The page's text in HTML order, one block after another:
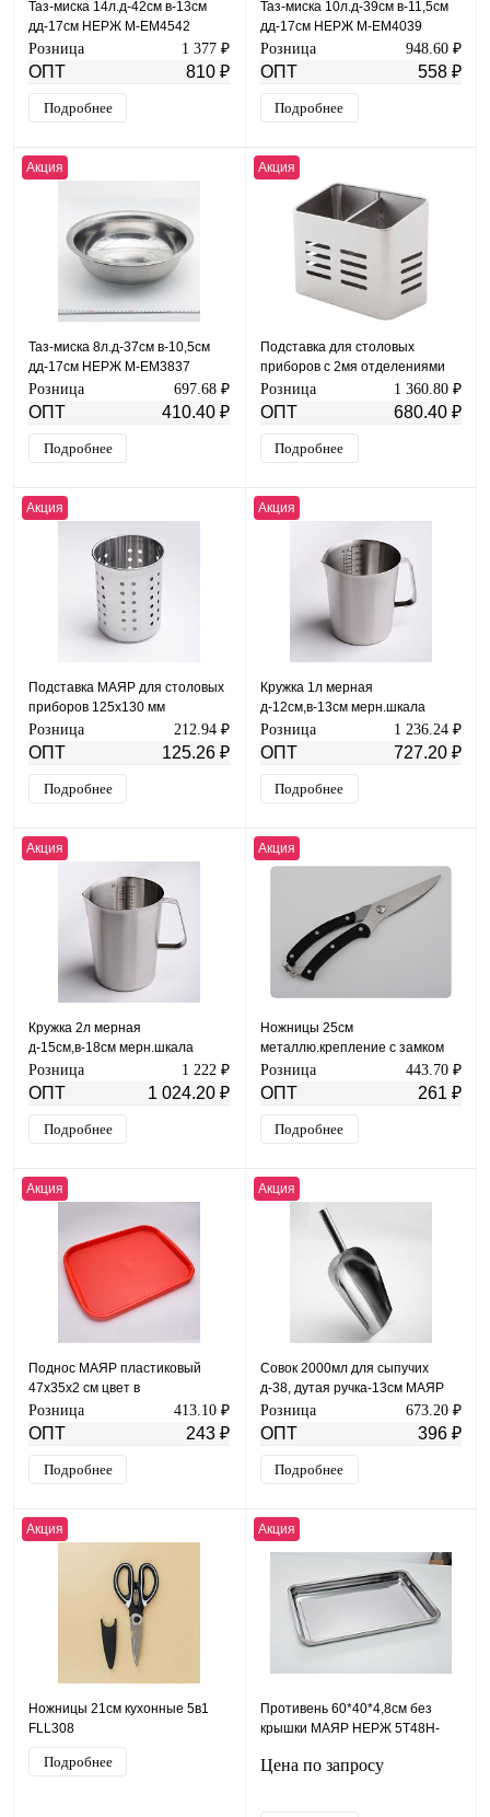
Таз-миска 14л.д-42см в-13см
дд-17см НЕРЖ М-ЕМ4542
Розница 1 377 ₽
ОПТ 810 ₽
Подробнее
Таз-миска 10л.д-39см в-11,5см
дд-17см НЕРЖ М-ЕМ4039
Розница 948.60 ₽
ОПТ 558 ₽
Подробнее
Акция
Таз-миска 8л.д-37см в-10,5см
дд-17см НЕРЖ М-ЕМ3837
Розница 697.68 ₽
ОПТ 410.40 ₽
Подробнее
Акция
Подставка для столовых
приборов с 2мя отделениями
16*9*13см 4028
Розница 1 360.80 ₽
ОПТ 680.40 ₽
Подробнее
Акция
Подставка МАЯР для столовых
приборов 125х130 мм
перфорированная НЕРЖ YK-10
Розница 212.94 ₽
ОПТ 125.26 ₽
Подробнее
Акция
Кружка 1л мерная
д-12см,в-13см мерн.шкала
МАЯР НЕРЖ YK-М301-1000
Розница 1 236.24 ₽
ОПТ 727.20 ₽
Подробнее
Акция
Кружка 2л мерная
д-15см,в-18см мерн.шкала
МАЯР НЕРЖ YK-М301-2000
Розница 1 222 ₽
ОПТ 1 024.20 ₽
Подробнее
Акция
Ножницы 25см
металлю.крепление с замком
YK-3
Розница 443.70 ₽
ОПТ 261 ₽
Подробнее
Акция
Поднос МАЯР пластиковый
47х35х2 см цвет в
ассортименте TP-И2511
Розница 413.10 ₽
ОПТ 243 ₽
Подробнее
Акция
Совок 2000мл для сыпучих
д-38, дутая ручка-13см МАЯР
НЕРЖ YK-15-16копия
Розница 673.20 ₽
ОПТ 396 ₽
Подробнее
Акция
Ножницы 21см кухонные 5в1
FLL308
Подробнее
Акция
Противень 60*40*4,8см без
крышки МАЯР НЕРЖ 5T48H-
Цена по запросу